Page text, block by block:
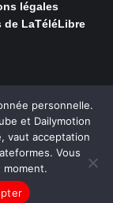
légales
de LaTéléLibre
NOUS, Ouvert,
signalée, sont
.
personnelle.
et Dailymotion
vaut acceptation
Vous